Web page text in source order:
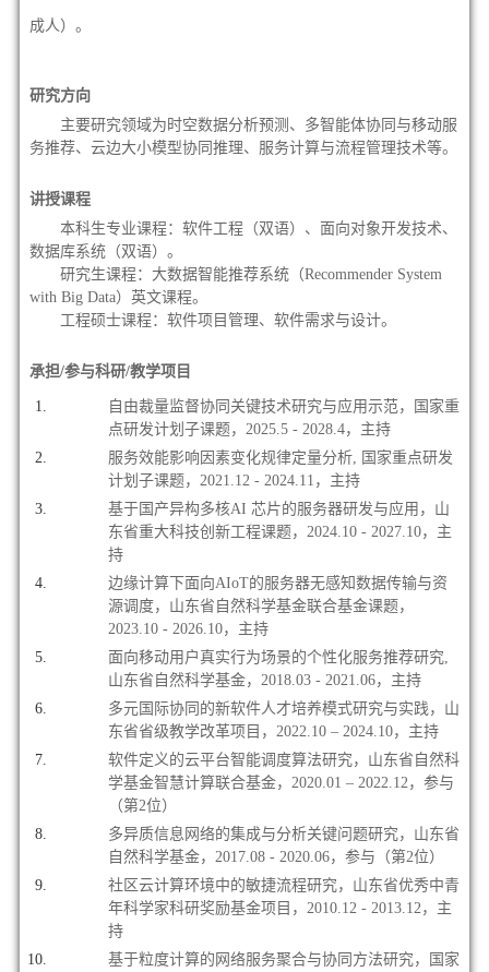
成人）。
研究方向
主要研究领域为时空数据分析预测、多智能体协同与移动服
务推荐、云边大小模型协同推理、服务计算与流程管理技术等。
讲授课程
本科生专业课程：软件工程（双语）、面向对象开发技术、
数据库系统（双语）。
研究生课程：大数据智能推荐系统（Recommender System
with Big Data）英文课程。
工程硕士课程：软件项目管理、软件需求与设计。
承担/参与科研/教学项目
自由裁量监督协同关键技术研究与应用示范，
国家重
点研发计划子课题，2025.5 - 2028.4，主持
服务效能影响因素变化规律定量分析, 国家重点研发
计划子课题，2021.12 - 2024.11，主持
基于国产异构多核AI 芯片的服务器研发与应用，山
东省重大科技创新工程课题， 2024.10 - 2027.10，主
持
边缘计算下面向AIoT的服务器无感知数据传输与资
源调度， 山东省自然科学基金联合基金课题，
2023.10 - 2026.10，主持
面向移动用户真实行为场景的个性化服务推荐研究,
山东省自然科学基金，2018.03 - 2021.06，主持
多元国际协同的新软件人才培养模式研究与实践，山
东省省级教学改革项目，2022.10 – 2024.10，主持
软件定义的云平台智能调度算法研究，山东省自然科
学基金智慧计算联合基金，2020.01 – 2022.12，参与
（第2位）
多异质信息网络的集成与分析关键问题研究，山东省
自然科学基金，2017.08 - 2020.06，参与（第2位）
社区云计算环境中的敏捷流程研究，山东省优秀中青
年科学家科研奖励基金项目，2010.12 - 2013.12，主
持
基于粒度计算的网络服务聚合与协同方法研究，国家